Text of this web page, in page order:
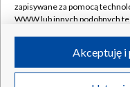
System NOS
Informacje o nadawcy
Program dla prasy
©2026
zapisywane za pomocą
WWW lub innych podobnych
ruchu w Internecie.
Twoje dane osobowe zbierane
Akceptuję i